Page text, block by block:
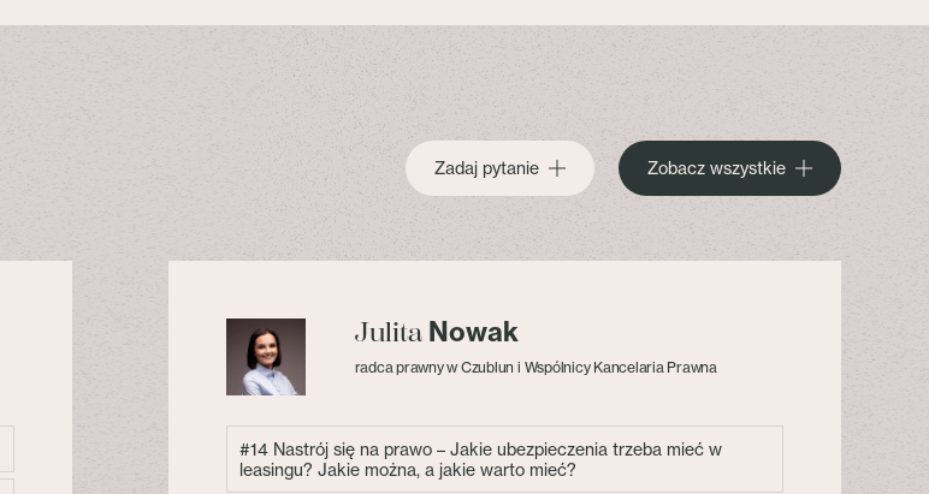
Zadaj pytanie Zobacz wszystkie
Julita Nowak
radca prawny w Czublun i Wspólnicy Kancelaria Prawna
#14 Nastrój się na prawo – Jakie ubezpieczenia trzeba mieć w
leasingu? Jakie można, a jakie warto mieć?